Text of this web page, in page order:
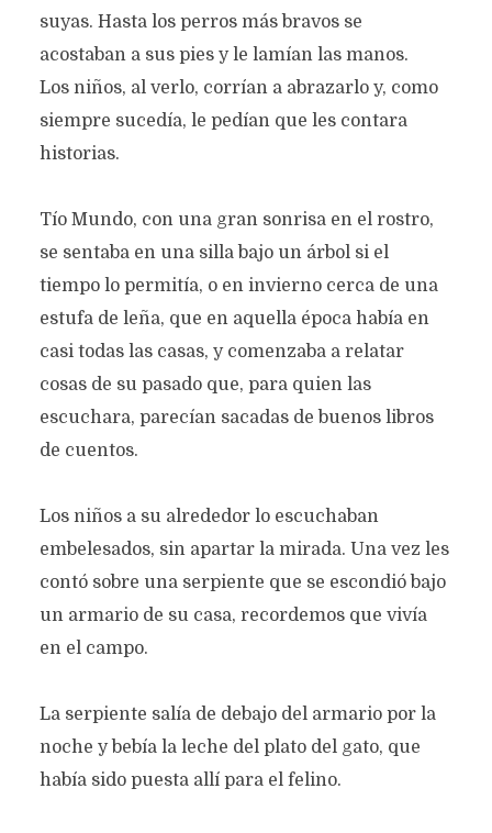
suyas. Hasta los perros más bravos se
acostaban a sus pies y le lamían las manos.
Los niños, al verlo, corrían a abrazarlo y, como
siempre sucedía, le pedían que les contara
historias.
Tío Mundo, con una gran sonrisa en el rostro,
se sentaba en una silla bajo un árbol si el
tiempo lo permitía, o en invierno cerca de una
estufa de leña, que en aquella época había en
casi todas las casas, y comenzaba a relatar
cosas de su pasado que, para quien las
escuchara, parecían sacadas de buenos libros
de cuentos.
Los niños a su alrededor lo escuchaban
embelesados, sin apartar la mirada. Una vez les
contó sobre una serpiente que se escondió bajo
un armario de su casa, recordemos que vivía
en el campo.
La serpiente salía de debajo del armario por la
noche y bebía la leche del plato del gato, que
había sido puesta allí para el felino.